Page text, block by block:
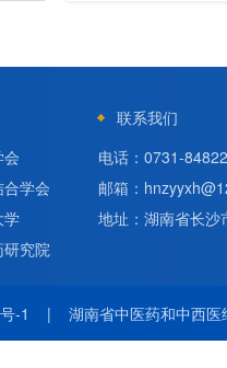
学会
学
究院
联系我们
电话：0731-
邮箱：
地址：湖南省长
-1 | 湖南省中医药和中西